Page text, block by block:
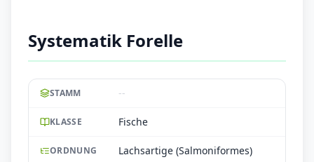
Systematik Forelle
STAMM --
KLASSE Fische
ORDNUNG Lachsartige (Salmoniformes)